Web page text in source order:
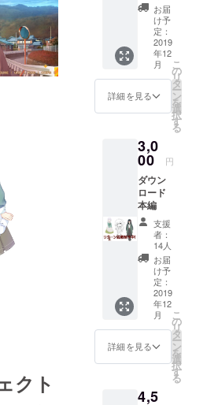
クト
お届
け予
定：
2019
年12
月
詳細を見る
こ
の
リ
タ
ー
ン
を
選
択
す
る
3,0
00 円
ダウン
ロード
本編
支援
者：
14人
お届
け予
定：
2019
年12
月
詳細を見る
こ
の
リ
タ
ー
ン
を
選
択
す
る
4,5